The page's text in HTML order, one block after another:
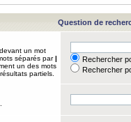
Question de
devant un mot
séparés par|
un des mots
partiels.
Rechercher
Rechercher